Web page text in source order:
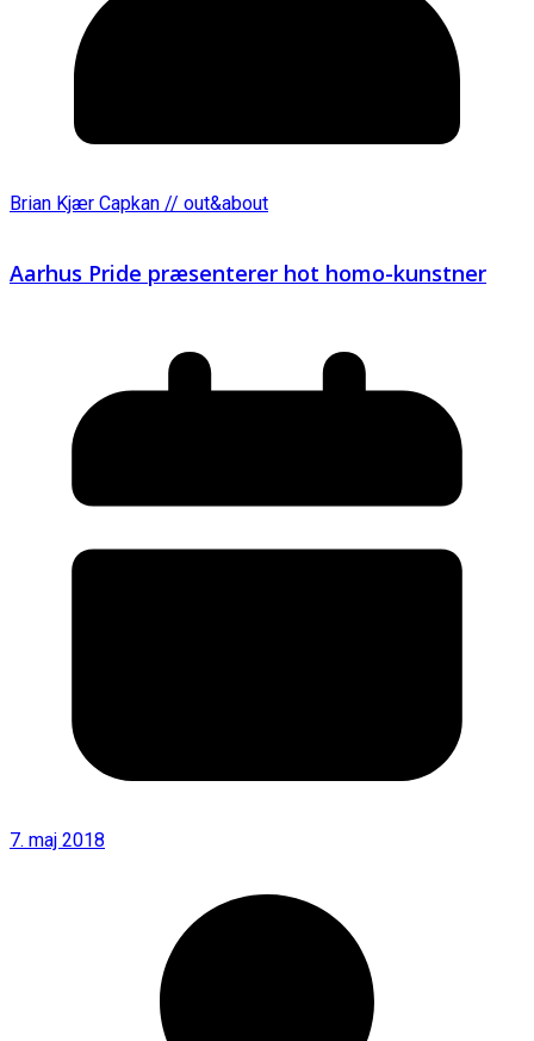
Brian Kjær Capkan // out&about
Aarhus Pride præsenterer hot homo-kunstner
7. maj 2018